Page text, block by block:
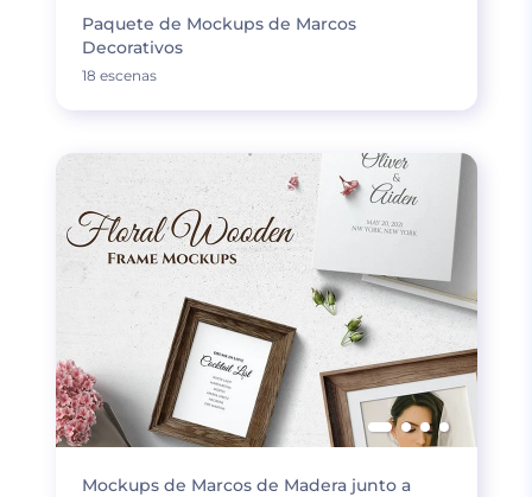
Paquete de Mockups de Marcos
Decorativos
18 escenas
Mockups de Marcos de Madera junto a